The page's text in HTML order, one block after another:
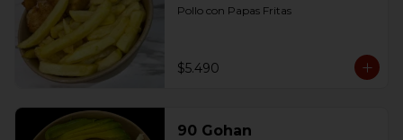
Pollo con Papas Fritas
$5.490
90 Gohan